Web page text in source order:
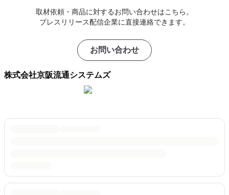
取材依頼・商品に対するお問い合わせはこちら。
プレスリリース配信企業に直接連絡できます。
お問い合わせ
株式会社京阪流通システムズ